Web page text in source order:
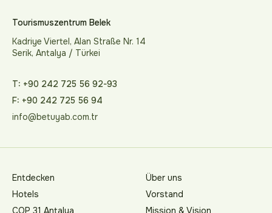
Tourismuszentrum Belek
Kadriye Viertel, Alan Straße Nr. 14
Serik, Antalya / Türkei
T: +90 242 725 56 92-93
F: +90 242 725 56 94
info@betuyab.com.tr
Entdecken
Hotels
COP 31 Antalya
Über uns
Vorstand
Mission & Vision